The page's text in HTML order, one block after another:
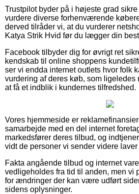
Trustpilot byder på i højeste grad
vurdere diverse forhenværende
derved tilråder vi, at du vurderer
Katya Strik Hvid før du lægger din
Facebook tilbyder dig for øvrigt ret
kendskab til online shoppens
ser vi endda internet outlets hvor folk
vurdering af deres køb, som ligeledes
at få et indblik i kundernes tilfredshed.
Vores hjemmeside er
samarbejde med en del internet
markedsfører deres tilbud, og
vidt de personer vi sender videre laver
Fakta angående tilbud og internet
vedligeholdes fra tid til anden, men vi
for ændringer der kan være udført
sidens oplysninger.